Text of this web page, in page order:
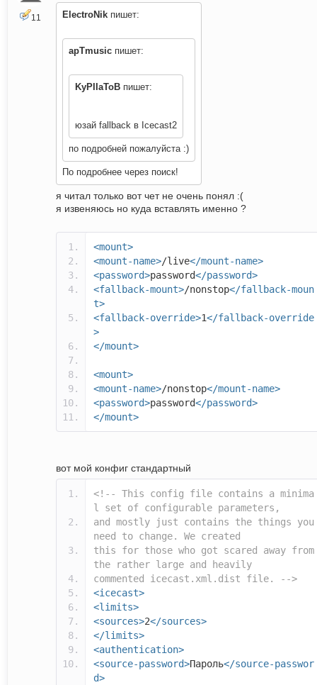
11 ElectroNik пишет:
apTmusic пишет:
KyPIIaToB пишет:
юзай fallback в Icecast2
по подробней пожалуйста :)
По подробнее через поиск!
я читал только вот чет не очень понял :(
я извеняюсь но куда вставлять именно ?
<mount>
<mount-name>/live</mount-name>
<password>password</password>
<fallback-mount>/nonstop</fallback-moun
t>
<fallback-override>1</fallback-override
>
</mount>
<mount>
<mount-name>/nonstop</mount-name>
<password>password</password>
</mount>
вот мой конфиг стандартный
<!-- This config file contains a minima
l set of configurable parameters,
and mostly just contains the things you
need to change. We created
this for those who got scared away from
the rather large and heavily
commented icecast.xml.dist file. -->
<icecast>
<limits>
<sources>2</sources>
</limits>
<authentication>
<source-password>Пароль</source-passwor
d>